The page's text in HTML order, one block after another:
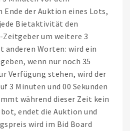
Ende der Auktion eines Lots,
Bietaktivität den
Zeitgeber um weitere 3
anderen Worten: wird ein
wenn nur noch 35
Verfügung stehen, wird der
3 Minuten und 00 Sekunden
während dieser Zeit kein
endet die Auktion und
wird im Bid Board